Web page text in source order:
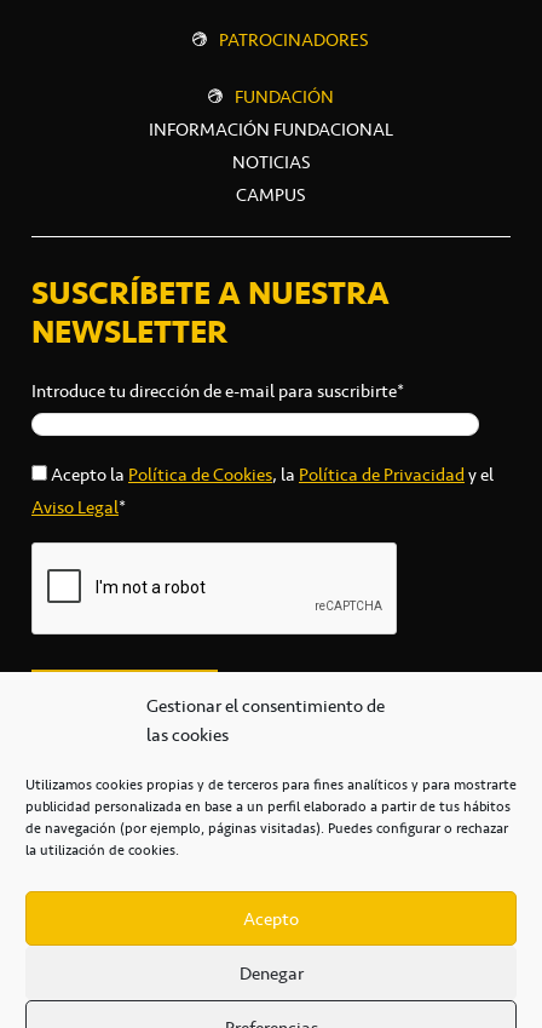
Gestionar el consentimiento de
las cookies
Utilizamos cookies propias y de terceros para fines analíticos y para mostrarte
publicidad personalizada en base a un perfil elaborado a partir de tus hábitos
de navegación (por ejemplo, páginas visitadas). Puedes configurar o rechazar
la utilización de cookies.
Acepto
Denegar
PATROCINADORES
FUNDACIÓN
INFORMACIÓN FUNDACIONAL
NOTICIAS
CAMPUS
SUSCRÍBETE A NUESTRA
NEWSLETTER
Introduce tu dirección de e-mail para suscribirte*
Acepto laPolítica de Cookies, laPolítica de Privacidady el
Aviso Legal*
secretaria@cbcanarias.es
+34 922 253 684
Casa del Deporte / 38108 – La Laguna
POLÍTICA DE PRIVACIDAD / POLÍTICA DE COOKIES /